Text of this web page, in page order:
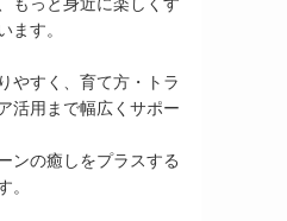
ます。
やすく、育て方・トラ
活用まで幅広くサポー
ンの癒しをプラスする
。